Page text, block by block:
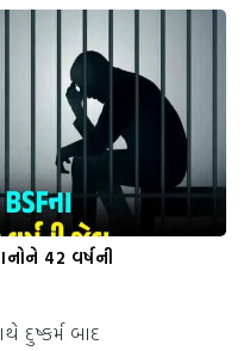
42 વર્ષની
દુષ્કર્મ બાદ